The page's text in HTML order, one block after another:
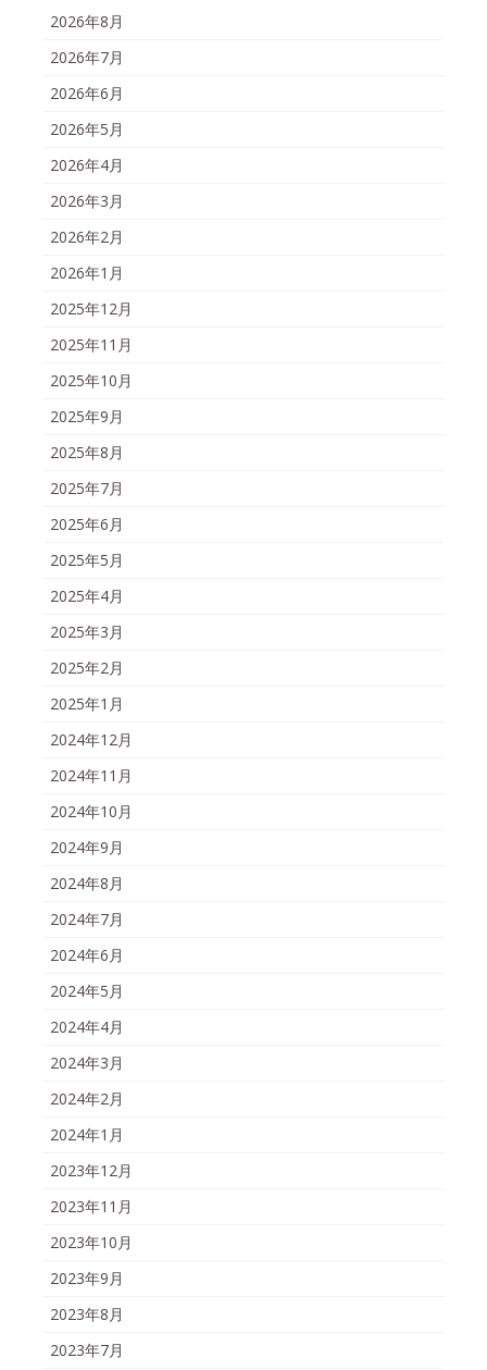
2026年8月
2026年7月
2026年6月
2026年5月
2026年4月
2026年3月
2026年2月
2026年1月
2025年12月
2025年11月
2025年10月
2025年9月
2025年8月
2025年7月
2025年6月
2025年5月
2025年4月
2025年3月
2025年2月
2025年1月
2024年12月
2024年11月
2024年10月
2024年9月
2024年8月
2024年7月
2024年6月
2024年5月
2024年4月
2024年3月
2024年2月
2024年1月
2023年12月
2023年11月
2023年10月
2023年9月
2023年8月
2023年7月